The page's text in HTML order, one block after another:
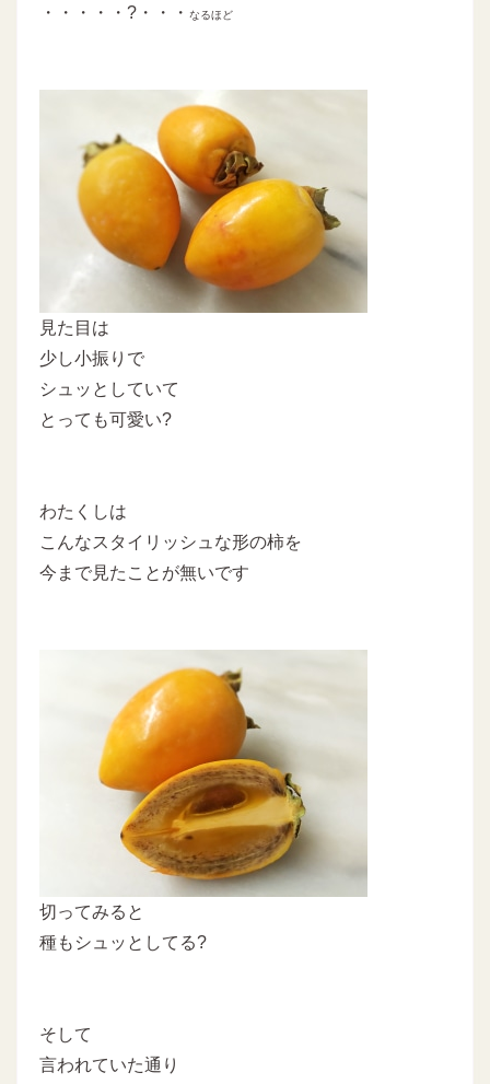
・・・・・?・・・ なるほど
見た目は
少し小振りで
シュッとしていて
とっても可愛い?
わたくしは
こんなスタイリッシュな形の柿を
今まで見たことが無いです
切ってみると
種もシュッとしてる?
そして
言われていた通り